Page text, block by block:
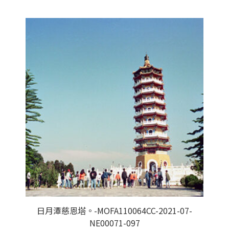
日月潭慈恩塔。-MOFA110064CC-2021-07-
NE00071-097